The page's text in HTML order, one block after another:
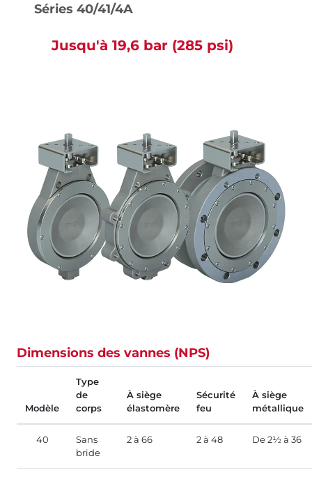
Séries 40/41/4A
Jusqu'à 19,6 bar (285 psi)
Dimensions des vannes (NPS)
Modèle
Type
de
corps
À siège
élastomère
Sécurité
feu
À siège
métallique
40
Sans
bride
2 à 66 2 à 48 De 2½ à 36